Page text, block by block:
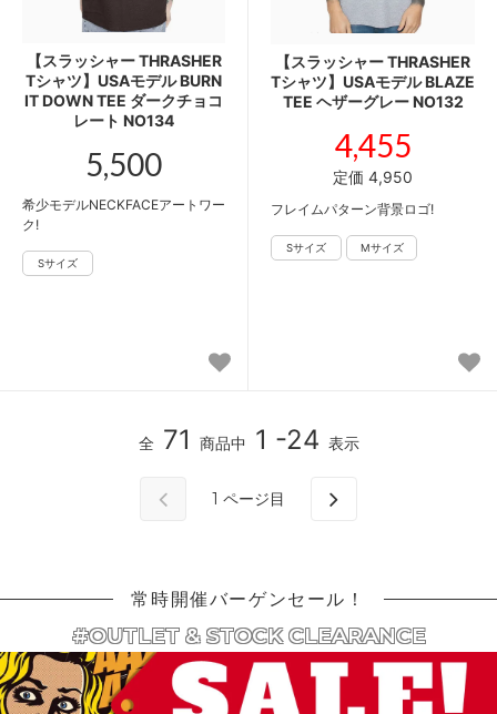
【スラッシャー THRASHER
Tシャツ】USAモデル BURN
IT DOWN TEE ダークチョコ
レート NO134
5,500
希少モデルNECKFACEアートワー
ク!
【スラッシャー THRASHER
Tシャツ】USAモデル BLAZE
TEE ヘザーグレー NO132
4,455
定価 4,950
フレイムパターン背景ロゴ!
全 71 商品中 1 -24 表示
1 ページ目
常時開催バーゲンセール！
#OUTLET & STOCK CLEARANCE